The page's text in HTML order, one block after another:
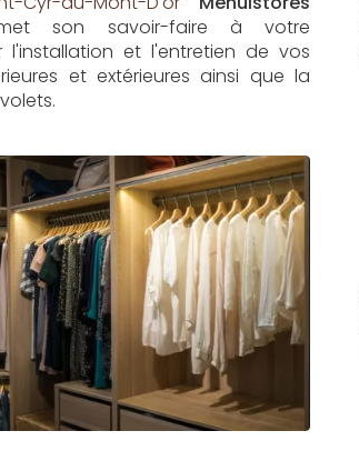
son savoir-faire à votre
l'installation et l'entretien de vos
et extérieures ainsi que la